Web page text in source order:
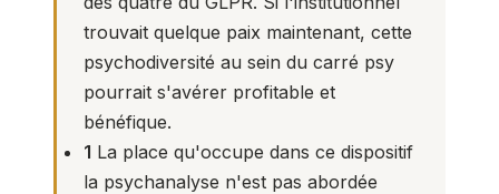
trouvait quelque paix maintenant, cette
psychodiversité au sein du carré psy
pourrait s'avérer profitable et
bénéfique.
1 La place qu'occupe dans ce dispositif
la psychanalyse n'est pas abordée